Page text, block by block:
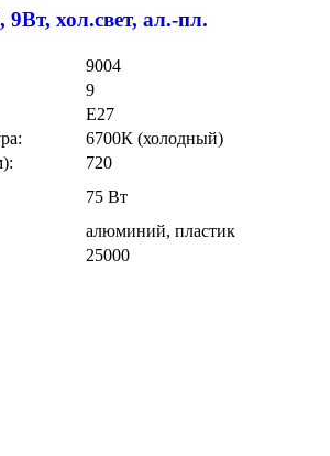
хол.свет, ал.-пл.
9004
9
E27
6700К (холодный)
720
75 Вт
алюминий, пластик
25000